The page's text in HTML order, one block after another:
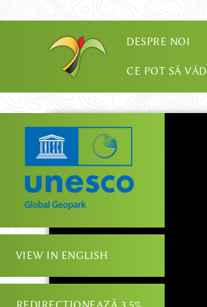
DESPRE NOI
CE POT SĂ VĂD
REDIRECȚIONEAZĂ 3.5%
PARTENERIATE ȘI CSR
VIEW IN ENGLISH